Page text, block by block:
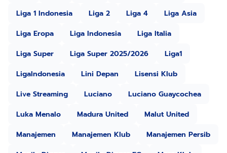
Liga 1 Indonesia
Liga 2 Liga 4
Liga Asia
Liga Eropa
Liga Indonesia
Liga Italia
Liga Super
Liga Super 2025/2026
Liga1
LigaIndonesia
Lini Depan
Lisensi Klub
Live Streaming
Luciano
Luciano Guaycochea
Luka Menalo
Madura United
Malut United
Manajemen
Manajemen Klub
Manajemen Persib